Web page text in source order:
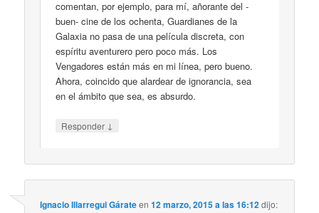
comentan, por ejemplo, para mí, añorante del -
buen- cine de los ochenta, Guardianes de la
Galaxia no pasa de una película discreta, con
espíritu aventurero pero poco más. Los
Vengadores están más en mi línea, pero bueno.
Ahora, coincido que alardear de ignorancia, sea
en el ámbito que sea, es absurdo.
Responder ↓
Ignacio Illarregui Gárateen12 marzo, 2015 a las 16:12dijo: